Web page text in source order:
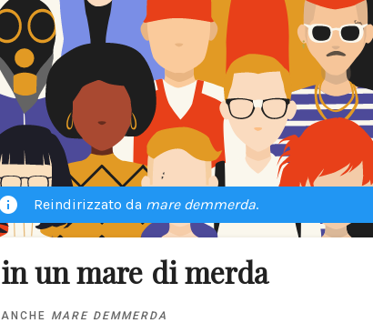
Reindirizzato da mare demmerda.
in un mare di merda
ANCHE MARE DEMMERDA